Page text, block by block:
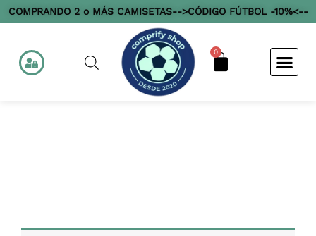
al
COMPRANDO 2 o MÁS CAMISETAS-->CÓDIGO FÚTBOL -10%<--
0
Cart